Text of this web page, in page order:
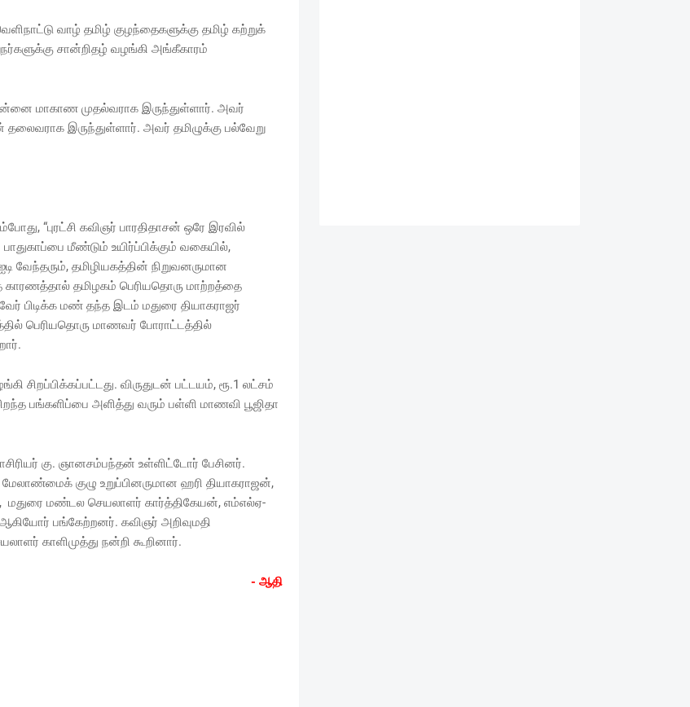
வாழ் தமிழ் குழந்தைகளுக்கு தமிழ் கற்றுக்
சான்றிதழ் வழங்கி அங்கீகாரம்
மாகாண முதல்வராக இருந்துள்ளார். அவர்
இருந்துள்ளார். அவர் தமிழுக்கு பல்வேறு
“புரட்சி கவிஞர் பாரதிதாசன் ஒரே இரவில்
மீண்டும் உயிர்ப்பிக்கும் வகையில்,
வேந்தரும், தமிழியகத்தின் நிறுவனருமான
தமிழகம் பெரியதொரு மாற்றத்தை
பிடிக்க மண் தந்த இடம் மதுரை தியாகராஜர்
பெரியதொரு மாணவர் போராட்டத்தில்
சிறப்பிக்கப்பட்டது. விருதுடன் பட்டயம், ரூ.1 லட்சம்
பங்களிப்பை அளித்து வரும் பள்ளி மாணவி பூஜிதா
கு. ஞானசம்பந்தன் உள்ளிட்டோர் பேசினர்.
குழு உறுப்பினருமான ஹரி தியாகராஜன்,
மதுரை மண்டல செயலாளர் கார்த்திகேயன், எம்எல்ஏ-
பங்கேற்றனர். கவிஞர் அறிவுமதி
காளிமுத்து நன்றி கூறினார்.
- ஆதி